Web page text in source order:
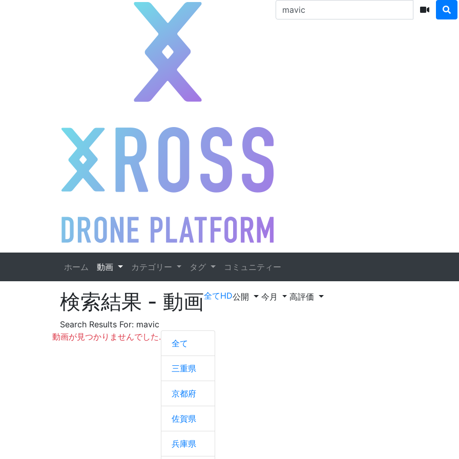
ホーム 動画 カテゴリー タグ コミュニティー
検索結果 - 動画全てHD公開 今月 高評価
Search Results For: mavic
動画が見つかりませんでした.
全て
三重県
京都府
佐賀県
兵庫県